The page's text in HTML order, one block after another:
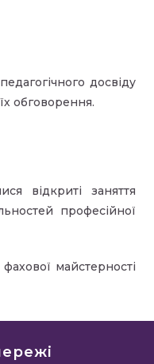
досвіду
обговорення.
відкриті заняття
професійної
майстерності